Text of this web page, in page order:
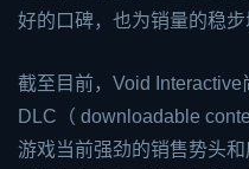
好的口碑，也为销量的稳步
截至目前，Void
DLC（ downloadable
游戏当前强劲的销售势头